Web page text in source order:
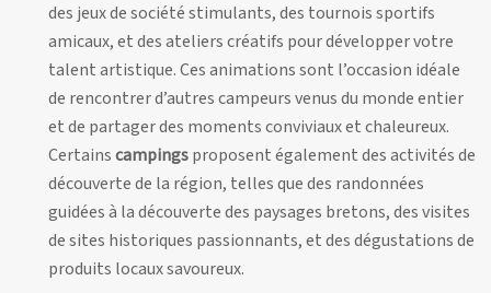
des jeux de société stimulants, des tournois sportifs
amicaux, et des ateliers créatifs pour développer votre
talent artistique. Ces animations sont l’occasion idéale
de rencontrer d’autres campeurs venus du monde entier
et de partager des moments conviviaux et chaleureux.
Certainscampingsproposent également des activités de
découverte de la région, telles que des randonnées
guidées à la découverte des paysages bretons, des visites
de sites historiques passionnants, et des dégustations de
produits locaux savoureux.